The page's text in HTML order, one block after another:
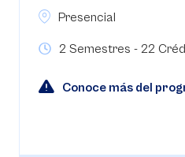
Presencial
2 Semestres - 22
Conoce más del